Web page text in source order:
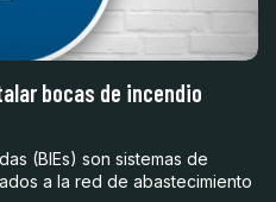
bocas de incendio
(BIEs) son sistemas de
a la red de abastecimiento